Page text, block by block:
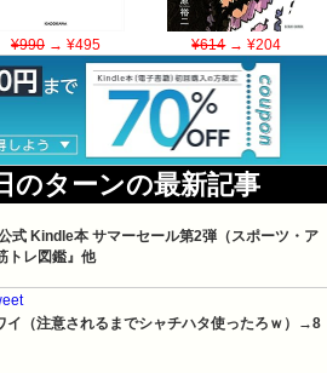
¥990→ ¥495 ¥614→ ¥204
のターンの最新記事
式 Kindle本 サマーセール第2弾（スポーツ・ア
トレ図鑑』他
イ（注意されるまでシャチハタ使ったろｗ）→8